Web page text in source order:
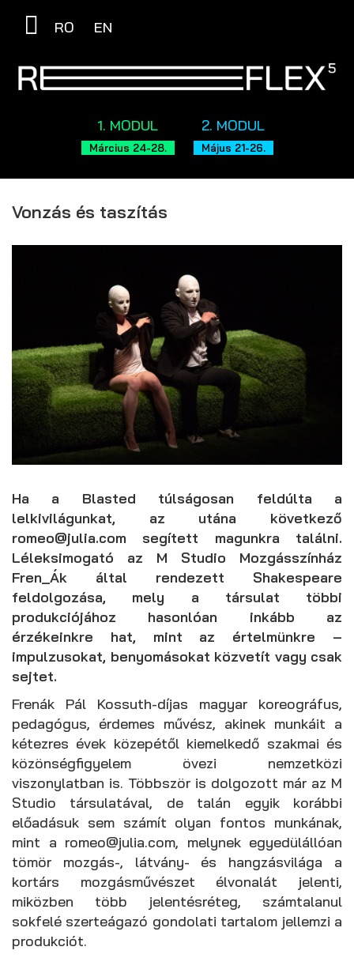
RO EN
1. MODUL
Március 24-28.
2. MODUL
Május 21-26.
Vonzás és taszítás
Ha a Blasted túlságosan feldúlta a
lelkivilágunkat, az utána következő
romeo@julia.com segített magunkra találni.
Léleksimogató az M Studio Mozgásszínház
Fren_Ák által rendezett Shakespeare
feldolgozása, mely a társulat többi
produkciójához hasonlóan inkább az
érzékeinkre hat, mint az értelmünkre –
impulzusokat, benyomásokat közvetít vagy csak
sejtet.
Frenák Pál Kossuth-díjas magyar koreográfus,
pedagógus, érdemes művész, akinek munkáit a
kétezres évek közepétől kiemelkedő szakmai és
közönségfigyelem övezi nemzetközi
viszonylatban is. Többször is dolgozott már az M
Studio társulatával, de talán egyik korábbi
előadásuk sem számít olyan fontos munkának,
mint a romeo@julia.com, melynek egyedülállóan
tömör mozgás-, látvány- és hangzásvilága a
kortárs mozgásművészet élvonalát jelenti,
miközben több jelentésréteg, számtalanul
sokfelé szerteágazó gondolati tartalom jellemzi a
produkciót.